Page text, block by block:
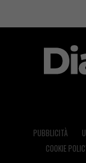
PUBBLICITÀ
COOKIE